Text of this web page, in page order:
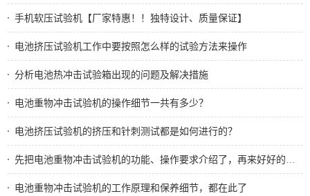
手机软压试验机【厂家特惠！！独特设计、质量保证】
电池挤压试验机工作中要按照怎么样的试验方法来操作
分析电池热冲击试验箱出现的问题及解决措施
电池重物冲击试验机的操作细节一共有多少？
电池挤压试验机的挤压和针刺测试都是如何进行的？
电池重物冲击试验机的工作原理和保养细节，都在此了